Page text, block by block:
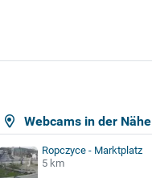
Webcams in der Nähe
Ropczyce - Marktplatz
5 km